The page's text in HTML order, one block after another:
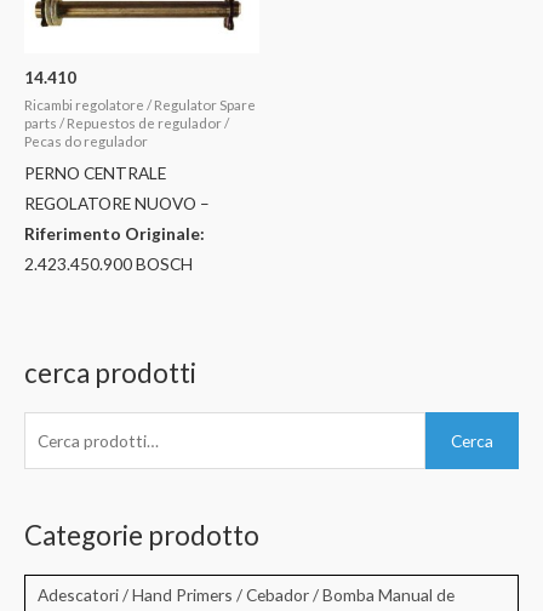
14.410
Ricambi regolatore / Regulator Spare
parts / Repuestos de regulador /
Pecas do regulador
PERNO CENTRALE
REGOLATORE NUOVO –
Riferimento Originale:
2.423.450.900 BOSCH
cerca prodotti
c
Cerca
Categorie prodotto
Adescatori / Hand Primers / Cebador / Bomba Manual de